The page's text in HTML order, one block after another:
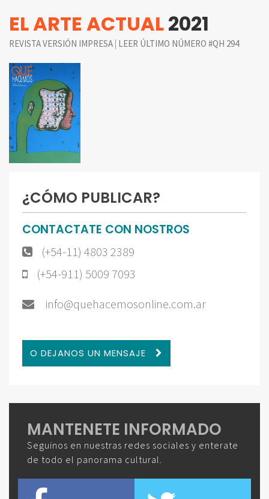
EL ARTE ACTUAL2021
REVISTA VERSIÓN IMPRESA | LEER ÚLTIMO NÚMERO #QH 294
¿CÓMO PUBLICAR?
CONTACTATE CON NOSTROS
(+54-11) 4803 2389
(+54-911) 5009 7093
info@quehacemosonline.com.ar
O DEJANOS UN MENSAJE
MANTENETE INFORMADO
Seguinos en nuestras redes sociales y enterate
de todo el panorama cultural.